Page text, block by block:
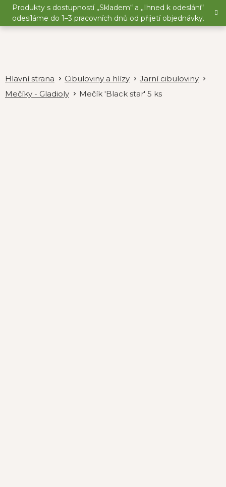
Přejít
obsah
Produkty s dostupností „Skladem“ a „Ihned k odeslání“
odesíláme do 1–3 pracovních dnů od přijetí objednávky.
Cibuloviny a hlízy
Jarní cibuloviny
Mečíky - Gladioly
Mečík 'Black star' 5 ks